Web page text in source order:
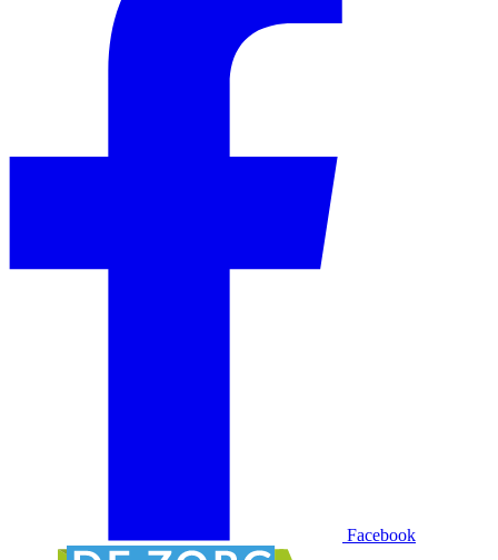
Facebook